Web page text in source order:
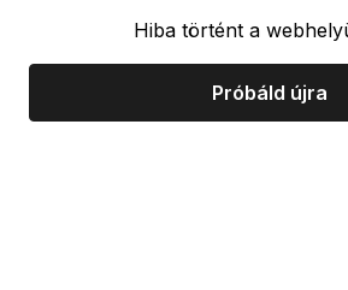
Hiba történt a
Próbáld újra